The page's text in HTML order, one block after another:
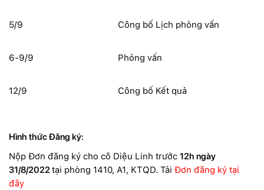
5/9 Công bố Lịch phỏng vấn
6-9/9 Phỏng vấn
12/9 Công bố Kết quả
Hình thức Đăng ký:
Nộp Đơn đăng ký cho cô Diệu Linh trước 12h ngày
31/8/2022tại phòng 1410, A1, KTQD. Tải Đơn đăng ký tại
đây